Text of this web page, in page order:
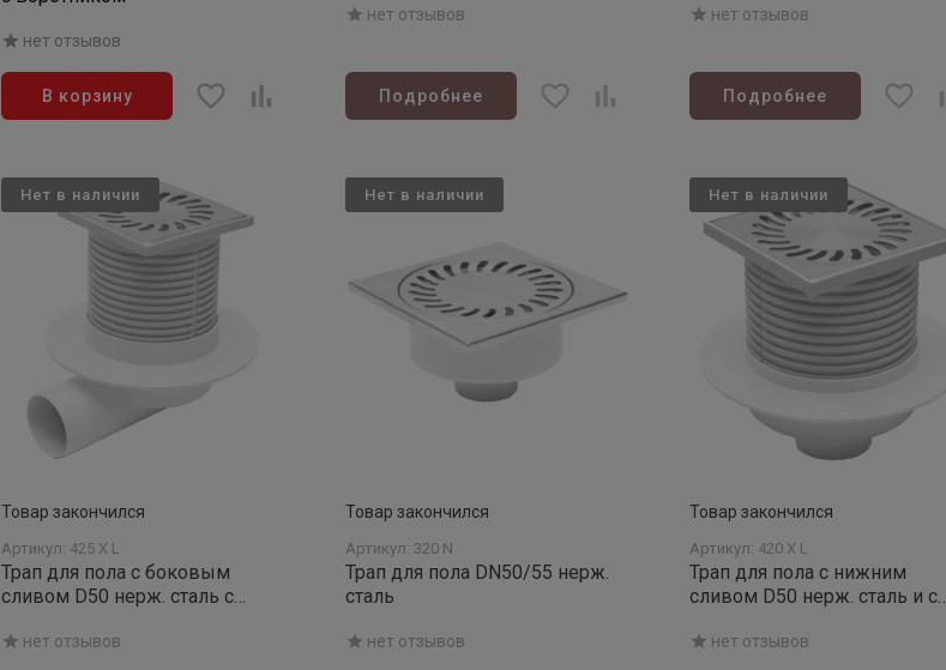
нет отзывов
В корзину
нет отзывов
Подробнее
нет отзывов
Подробнее
Товар закончился
Артикул: 425 X L
Трап для пола с боковым
сливом D50 нерж. сталь с
квадратная
нет отзывов
Нет в наличии
Товар закончился
Артикул: 320 N
Трап для пола DN50/55 нерж.
сталь
нет отзывов
Нет в наличии
Товар закончился
Артикул: 420 X L
Трап для пола с нижним
сливом D50 нерж. сталь и с
квадратная
нет отзывов
Нет в наличии